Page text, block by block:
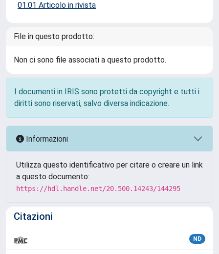
01.01 Articolo in rivista
File in questo prodotto:
Non ci sono file associati a questo prodotto.
I documenti in IRIS sono protetti da copyright e tutti i
diritti sono riservati, salvo diversa indicazione.
Informazioni
Utilizza questo identificativo per citare o creare un link
a questo documento:
https://hdl.handle.net/20.500.14243/144295
Citazioni
ND